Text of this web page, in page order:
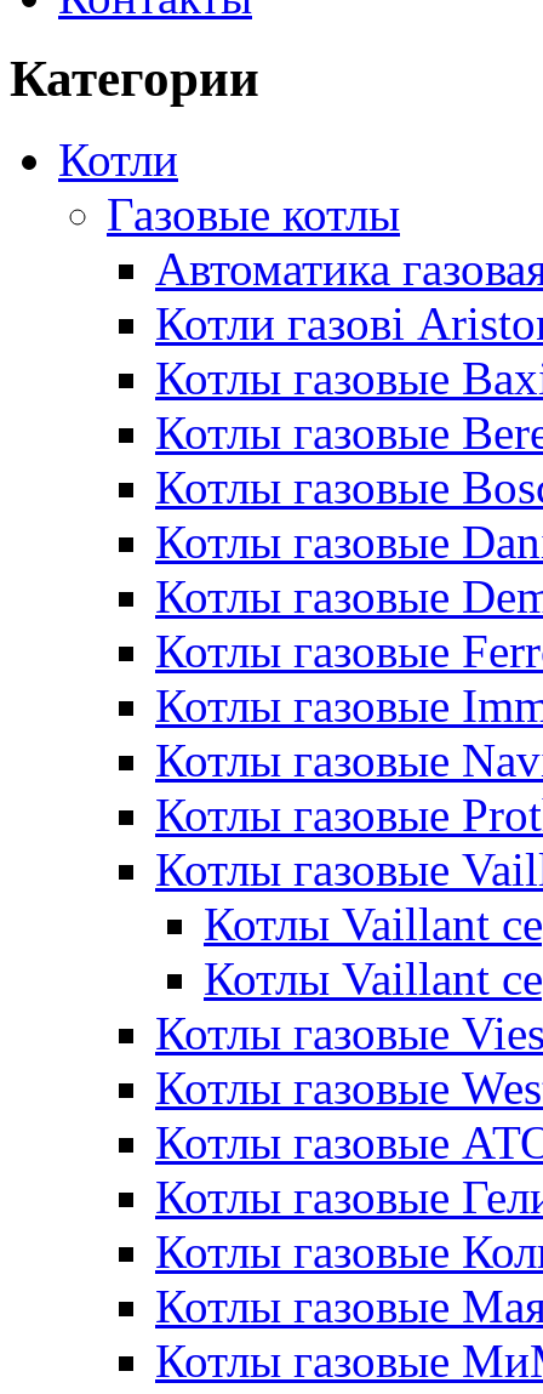
Категории
Котли
Газовые котлы
Автоматика
Котли газові
Котлы газовые
Котлы газовые
Котлы газовые
Котлы газовые
Котлы газовые
Котлы газовые
Котлы газовые
Котлы газовые
Котлы газовые
Котлы газовые
Котлы Vaillant
Котлы Vaillant
Котлы газовые
Котлы газовые
Котлы газовые
Котлы газовые
Котлы газовые
Котлы газовые
Котлы газовые